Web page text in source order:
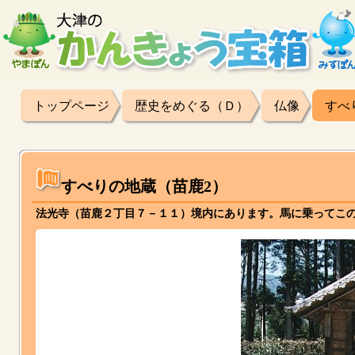
トップページ 歴史をめぐる（Ｄ） 仏像 すべ
すべりの地蔵（苗鹿2）
法光寺（苗鹿２丁目７－１１）境内にあります。馬に乗って